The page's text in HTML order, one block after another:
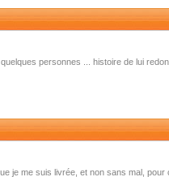
personnes ... histoire de lui
je me suis livrée, et non sans mal, pour